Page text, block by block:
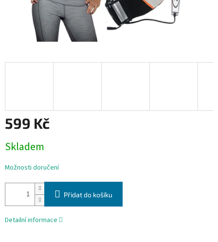
599 Kč
cena:
Skladem
Možnosti doručení
Přidat do košíku
Detailní informace